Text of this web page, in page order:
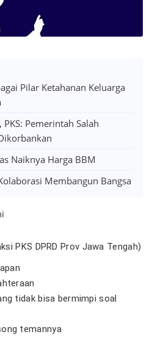
Pilar Ketahanan Keluarga
Pemerintah Salah
Naiknya Harga BBM
Membangun Bangsa
PKS DPRD Prov Jawa Tengah)
tidak bisa bermimpi soal
temannya